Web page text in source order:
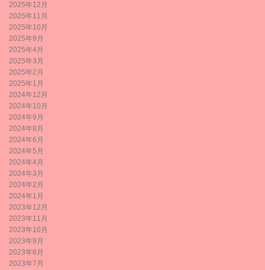
2025年12月
2025年11月
2025年10月
2025年9月
2025年4月
2025年3月
2025年2月
2025年1月
2024年12月
2024年10月
2024年9月
2024年8月
2024年6月
2024年5月
2024年4月
2024年3月
2024年2月
2024年1月
2023年12月
2023年11月
2023年10月
2023年9月
2023年8月
2023年7月